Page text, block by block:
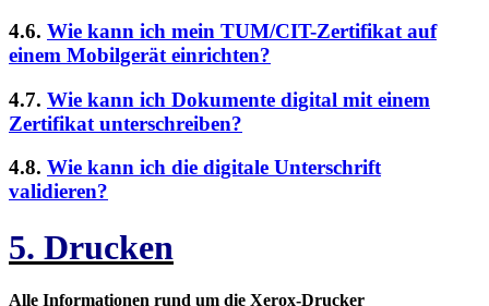
4.6. Wie kann ich mein TUM/CIT-Zertifikat auf
einem Mobilgerät einrichten?
4.7. Wie kann ich Dokumente digital mit einem
Zertifikat unterschreiben?
4.8. Wie kann ich die digitale Unterschrift
validieren?
5. Drucken
Alle Informationen rund um die Xerox-Drucker